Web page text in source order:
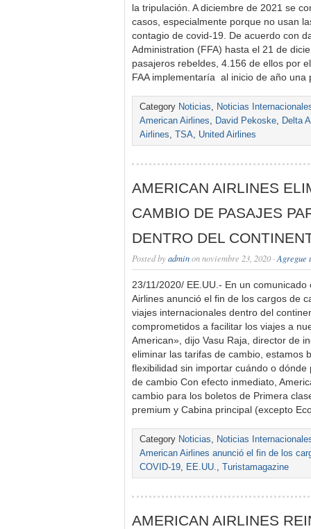
la tripulación. A diciembre de 2021 se
casos, especialmente porque no usan
contagio de covid-19. De acuerdo con
Administration (FFA) hasta el 21 de
pasajeros rebeldes, 4.156 de ellos por
FAA implementaría al inicio de año
Category Noticias, Noticias
American Airlines, David Pekoske, Delta
Airlines, TSA, United Airlines
AMERICAN AIRLINES
CAMBIO DE PASAJES
DENTRO DEL
Posted byadminon noviembre 23, 2020 · Agregue
23/11/2020/ EE.UU.- En un
Airlines anunció el fin de los cargos de
viajes internacionales dentro del
comprometidos a facilitar los viajes a
American», dijo Vasu Raja, director de
eliminar las tarifas de cambio, estamos
flexibilidad sin importar cuándo o
de cambio Con efecto inmediato,
cambio para los boletos de Primera
premium y Cabina principal (excepto
Category Noticias, Noticias
American Airlines anunció el fin de los
COVID-19, EE.UU., Turistamagazine
AMERICAN AIRLINES